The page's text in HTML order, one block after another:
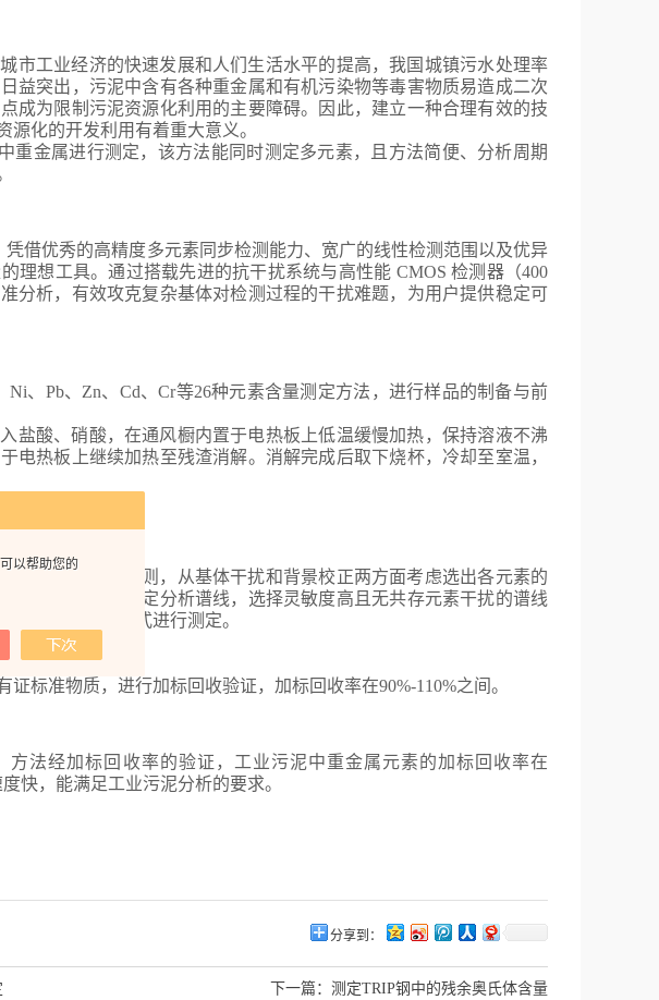
以帮助您的
市工业经济的快速发展和人们生活水平的提高，我国城镇污水处理率
益突出，污泥中含有各种重金属和有机污染物等毒害物质易造成二次
成为限制污泥资源化利用的主要障碍。因此，建立一种合理有效的技
化的开发利用有着重大意义。
重金属进行测定，该方法能同时测定多元素，且方法简便、分析周期
凭借优秀的高精度多元素同步检测能力、宽广的线性检测范围以及优异
理想工具。通过搭载先进的抗干扰系统与高性能 CMOS 检测器（400
分析，有效攻克复杂基体对检测过程的干扰难题，为用户提供稳定可
Ni、 Pb、 Zn、 Cd、Cr等26种元素含量测定方法，进行样品的制备与前
盐酸、硝酸，在通风橱内置于电热板上低温缓慢加热，保持溶液不沸
电热板上继续加热至残渣消解。消解完成后取下烧杯，冷却至室温，
素次灵敏线的原则，从基体干扰和背景校正两方面考虑选出各元素的
扰和背景影响确定分析谱线，选择灵敏度高且无共存元素干扰的谱线
用扣除背景方式进行测定。
，满足测试需要。
证标准物质，进行加标回收验证，加标回收率在90%-110%之间。
方法经加标回收率的验证，工业污泥中重金属元素的加标回收率在
快，能满足工业污泥分析的要求。
分享到：
下一篇： 测定TRIP钢中的残余奥氏体含量